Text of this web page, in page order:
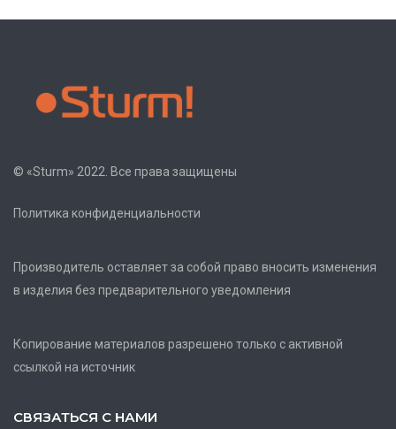
© «Sturm» 2022. Все права защищены
Политика конфиденциальности
Производитель оставляет за собой право вносить изменения
в изделия без предварительного уведомления
Копирование материалов разрешено только с активной
ссылкой на источник
СВЯЗАТЬСЯ С НАМИ